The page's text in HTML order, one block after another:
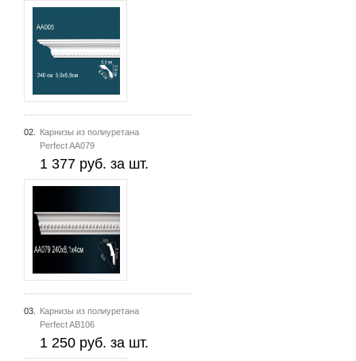
02.
Карнизы из полиуретана
Perfect AA079
1 377 руб. за шт.
03.
Карнизы из полиуретана
Perfect AB106
1 250 руб. за шт.